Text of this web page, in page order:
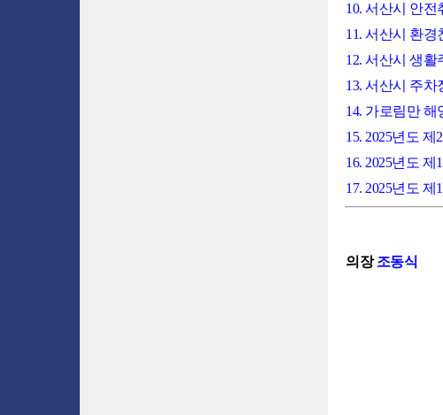
10. 서산시 안
11. 서산시 환
12. 서산시 생
13. 서산시 주
14. 가로림만
15. 2025년도
16. 2025년도
17. 2025년도
의장조동식